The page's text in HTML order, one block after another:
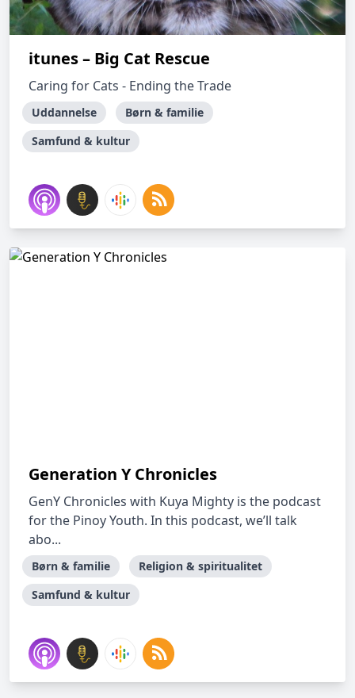
itunes – Big Cat Rescue
Caring for Cats - Ending the Trade
Uddannelse
Børn & familie
Samfund & kultur
Generation Y Chronicles
GenY Chronicles with Kuya Mighty is the podcast
for the Pinoy Youth. In this podcast, we’ll talk
abo...
Børn & familie
Religion & spiritualitet
Samfund & kultur